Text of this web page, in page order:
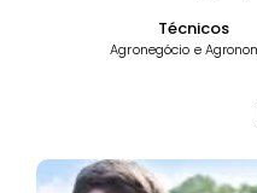
Técnicos
Agronegócio e